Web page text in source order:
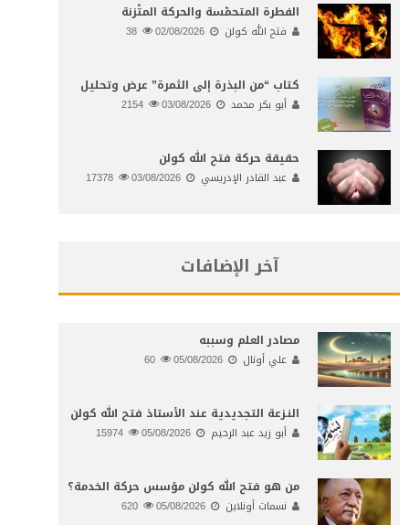
الفطرة المتحمّسة والحركة المتّزنة
فتح الله كولن 02/08/2026
كتاب “من البذرة إلى الثمرة” عرض وتحليل
أبو بكر محمد 03/08/2026
حقيقة حركة فتح الله كولن
عبد القادر الإدريسي 03/08/2026
آخر الإضافات
مصادر العلم وسببه
علي أونال 05/08/2026
النـزعة التجديدية عند الأستاذ فتح الله كولن
أبو زيد عبد الرحيم 05/08/2026
من هو فتح الله كولن مؤسس حركة الخدمة؟
نسمات أونلاين 05/08/2026